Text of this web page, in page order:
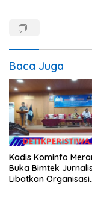
Baca Juga
Kadis Kominfo
Buka Bimtek
Libatkan Organisasi